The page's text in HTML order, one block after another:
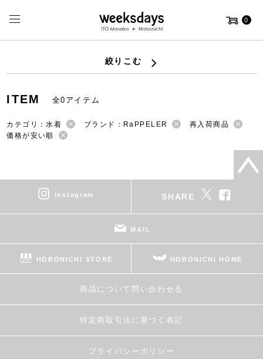
0
絞りこむ
ITEM 全0アイテム
カテゴリ：水着 ブランド：RaPPELER
再入荷商品
価格が安い順
instagram SHARE
MAIL
HOBONICHI STORE HOBONICHI HOME
商品について問い合わせる
特定商取引法に基づく表記
プライバシーポリシー